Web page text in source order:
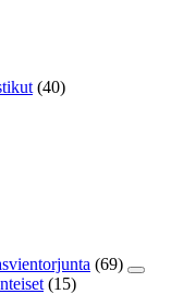
(40)
(69)
(15)